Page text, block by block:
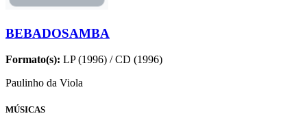
BEBADOSAMBA
Formato(s): LP (1996) / CD (1996)
Paulinho da Viola
MÚSICAS